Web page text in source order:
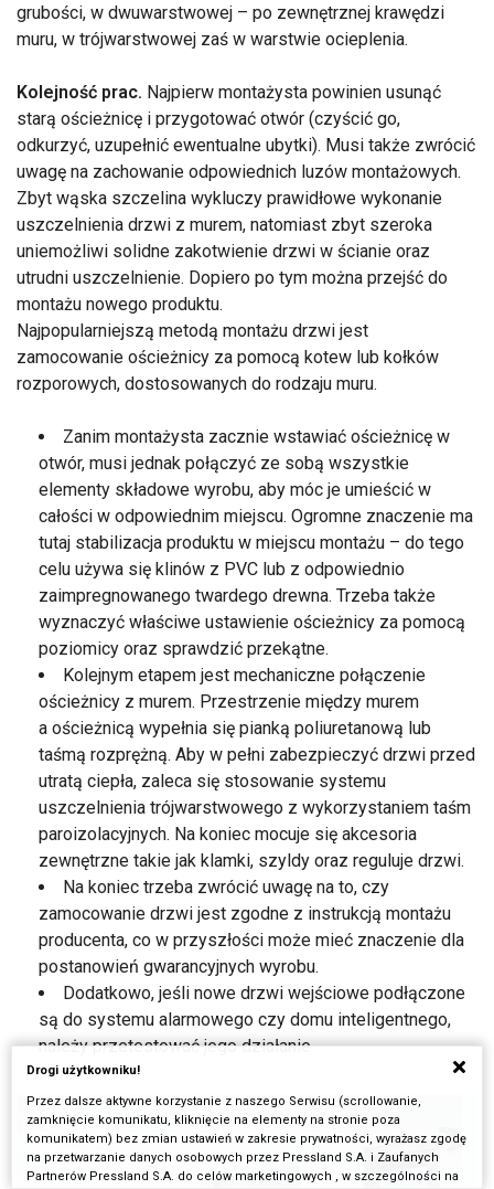
grubości, w dwuwarstwowej – po zewnętrznej krawędzi
muru, w trójwarstwowej zaś w warstwie ocieplenia.
Kolejność prac. Najpierw montażysta powinien usunąć
starą ościeżnicę i przygotować otwór (czyścić go,
odkurzyć, uzupełnić ewentualne ubytki). Musi także zwrócić
uwagę na zachowanie odpowiednich luzów montażowych.
Zbyt wąska szczelina wykluczy prawidłowe wykonanie
uszczelnienia drzwi z murem, natomiast zbyt szeroka
uniemożliwi solidne zakotwienie drzwi w ścianie oraz
utrudni uszczelnienie. Dopiero po tym można przejść do
montażu nowego produktu.
Najpopularniejszą metodą montażu drzwi jest
zamocowanie ościeżnicy za pomocą kotew lub kołków
rozporowych, dostosowanych do rodzaju muru.
Zanim montażysta zacznie wstawiać ościeżnicę w
otwór, musi jednak połączyć ze sobą wszystkie
elementy składowe wyrobu, aby móc je umieścić w
całości w odpowiednim miejscu. Ogromne znaczenie ma
tutaj stabilizacja produktu w miejscu montażu – do tego
celu używa się klinów z PVC lub z odpowiednio
zaimpregnowanego twardego drewna. Trzeba także
wyznaczyć właściwe ustawienie ościeżnicy za pomocą
poziomicy oraz sprawdzić przekątne.
Kolejnym etapem jest mechaniczne połączenie
ościeżnicy z murem. Przestrzenie między murem
a ościeżnicą wypełnia się pianką poliuretanową lub
taśmą rozprężną. Aby w pełni zabezpieczyć drzwi przed
utratą ciepła, zaleca się stosowanie systemu
uszczelnienia trójwarstwowego z wykorzystaniem taśm
paroizolacyjnych. Na koniec mocuje się akcesoria
zewnętrzne takie jak klamki, szyldy oraz reguluje drzwi.
Na koniec trzeba zwrócić uwagę na to, czy
zamocowanie drzwi jest zgodne z instrukcją montażu
producenta, co w przyszłości może mieć znaczenie dla
postanowień gwarancyjnych wyrobu.
Dodatkowo, jeśli nowe drzwi wejściowe podłączone
są do systemu alarmowego czy domu inteligentnego,
należy przetestować jego działanie.
Drogi użytkowniku!
Przez dalsze aktywne korzystanie z naszego Serwisu (scrollowanie,
zamknięcie komunikatu, kliknięcie na elementy na stronie poza
komunikatem) bez zmian ustawień w zakresie prywatności, wyrażasz zgodę
na przetwarzanie danych osobowych przez Pressland S.A. i Zaufanych
Partnerów Pressland S.A. do celów marketingowych , w szczególności na